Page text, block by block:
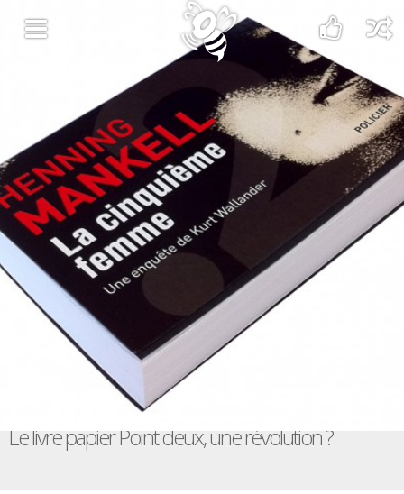
Le livre papier Point deux, une révolution ?